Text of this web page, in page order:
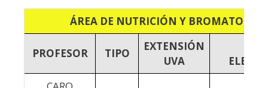
ÁREA DE NUTRICIÓN Y
PROFESOR TIPO
EXTENSIÓN
UVA